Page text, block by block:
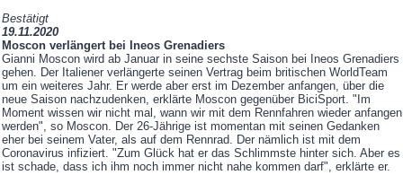
Bestätigt
19.11.2020
Moscon verlängert bei Ineos Grenadiers
Gianni Moscon wird ab Januar in seine sechste Saison bei Ineos Grenadiers
gehen. Der Italiener verlängerte seinen Vertrag beim britischen WorldTeam
um ein weiteres Jahr. Er werde aber erst im Dezember anfangen, über die
neue Saison nachzudenken, erklärte Moscon gegenüber BiciSport. "Im
Moment wissen wir nicht mal, wann wir mit dem Rennfahren wieder anfangen
werden", so Moscon. Der 26-Jährige ist momentan mit seinen Gedanken
eher bei seinem Vater, als auf dem Rennrad. Der nämlich ist mit dem
Coronavirus infiziert. "Zum Glück hat er das Schlimmste hinter sich. Aber es
ist schade, dass ich ihm noch immer nicht nahe kommen darf", erklärte er.